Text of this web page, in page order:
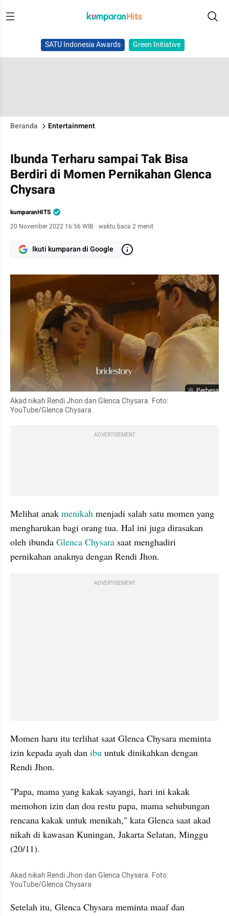
SATU Indonesia Awards Green Initiative
Beranda Entertainment
Ibunda Terharu sampai Tak Bisa
Berdiri di Momen Pernikahan Glenca
Chysara
kumparanHITS
20 November 2022 16:56 WIB · waktu baca 2 menit
Ikuti kumparan di Google
Perbesar
Akad nikah Rendi Jhon dan Glenca Chysara. Foto:
YouTube/Glenca Chysara
ADVERTISEMENT
Melihat anak menikah menjadi salah satu momen yang
mengharukan bagi orang tua. Hal ini juga dirasakan
oleh ibunda Glenca Chysara saat menghadiri
pernikahan anaknya dengan Rendi Jhon.
ADVERTISEMENT
Momen haru itu terlihat saat Glenca Chysara meminta
izin kepada ayah dan ibu untuk dinikahkan dengan
Rendi Jhon.
"Papa, mama yang kakak sayangi, hari ini kakak
memohon izin dan doa restu papa, mama sehubungan
rencana kakak untuk menikah," kata Glenca saat akad
nikah di kawasan Kuningan, Jakarta Selatan, Minggu
(20/11).
Akad nikah Rendi Jhon dan Glenca Chysara. Foto:
YouTube/Glenca Chysara
Setelah itu, Glenca Chysara meminta maaf dan